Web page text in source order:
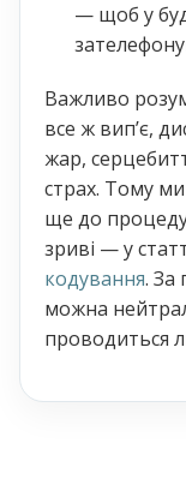
— щоб у
Важливо
все ж випʼє,
жар,
страх. Тому
ще до
зриві — у
кодування. За
можна
проводиться